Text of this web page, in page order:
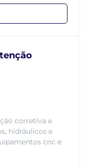
corretiva e
hidráulicos e
cnc e